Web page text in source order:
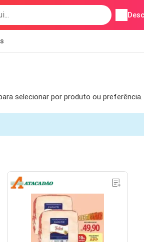
selecionar por produto ou